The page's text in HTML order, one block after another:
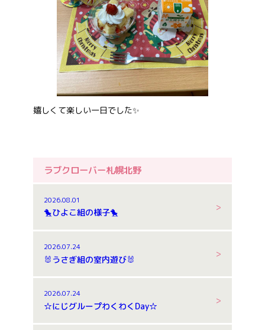
嬉しくて楽しい一日でした✨
ラブクローバー札幌北野
2026.08.01
🐤ひよこ組の様子🐤
2026.07.24
🐰うさぎ組の室内遊び🐰
2026.07.24
☆にじグループわくわくDay☆